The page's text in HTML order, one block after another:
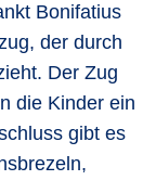
Bonifatius
der durch
Der Zug
die Kinder ein
gibt es